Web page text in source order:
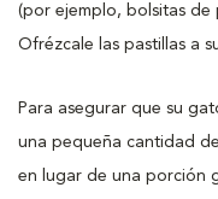
(por ejemplo, bolsitas de
Ofrézcale las pastillas a
Para asegurar que su
una pequeña cantidad
en lugar de una porción